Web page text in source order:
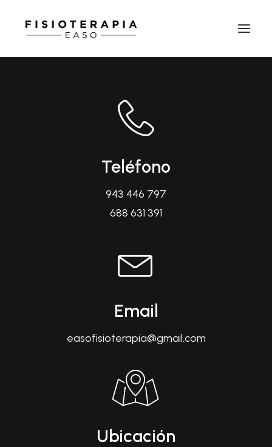
Teléfono
943 446 797
688 631 391
Email
easofisioterapia@gmail.com
Ubicación